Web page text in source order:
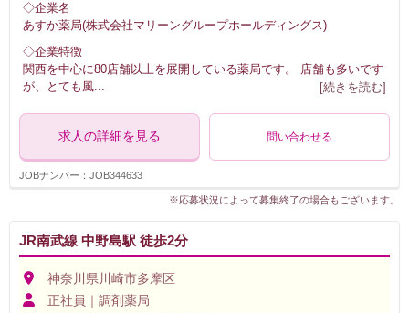
◇企業名
あすか薬局(株式会社マリーングループホールディングス)
◇企業特徴
関西を中心に80店舗以上を展開している薬局です。 店舗も多いです
が、とても風... [続きを読む]
求人の詳細を見る 問い合わせる
JOBナンバー：JOB344633
※応募状況によって募集終了の場合もございます。
JR南武線 中野島駅 徒歩2分
神奈川県川崎市多摩区
正社員｜調剤薬局